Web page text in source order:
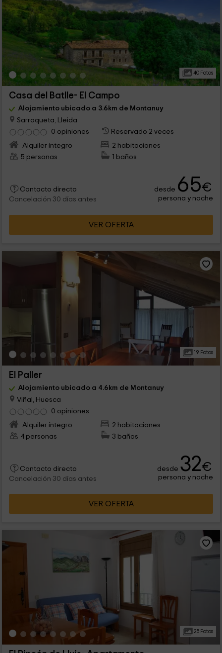
40 Fotos
Casa del Batlle- El Campo
Alojamiento ubicado a 3.6km de Montanuy
Sarroqueta, Lleida
0 opiniones
Reservado 2 veces
Alquiler íntegro
2 habitaciones
5 personas
1 baños
Contacto directo
Cancelación 30 días antes
desde 65€
persona y noche
VER OFERTA
19 Fotos
El Paller
Alojamiento ubicado a 4.6km de Montanuy
Viñal, Huesca
0 opiniones
Alquiler íntegro
2 habitaciones
4 personas
3 baños
Contacto directo
Cancelación 30 días antes
desde 32€
persona y noche
VER OFERTA
25 Fotos